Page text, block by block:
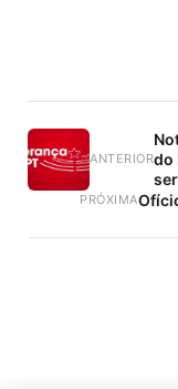
ANTERIORdo
PRÓXIMA